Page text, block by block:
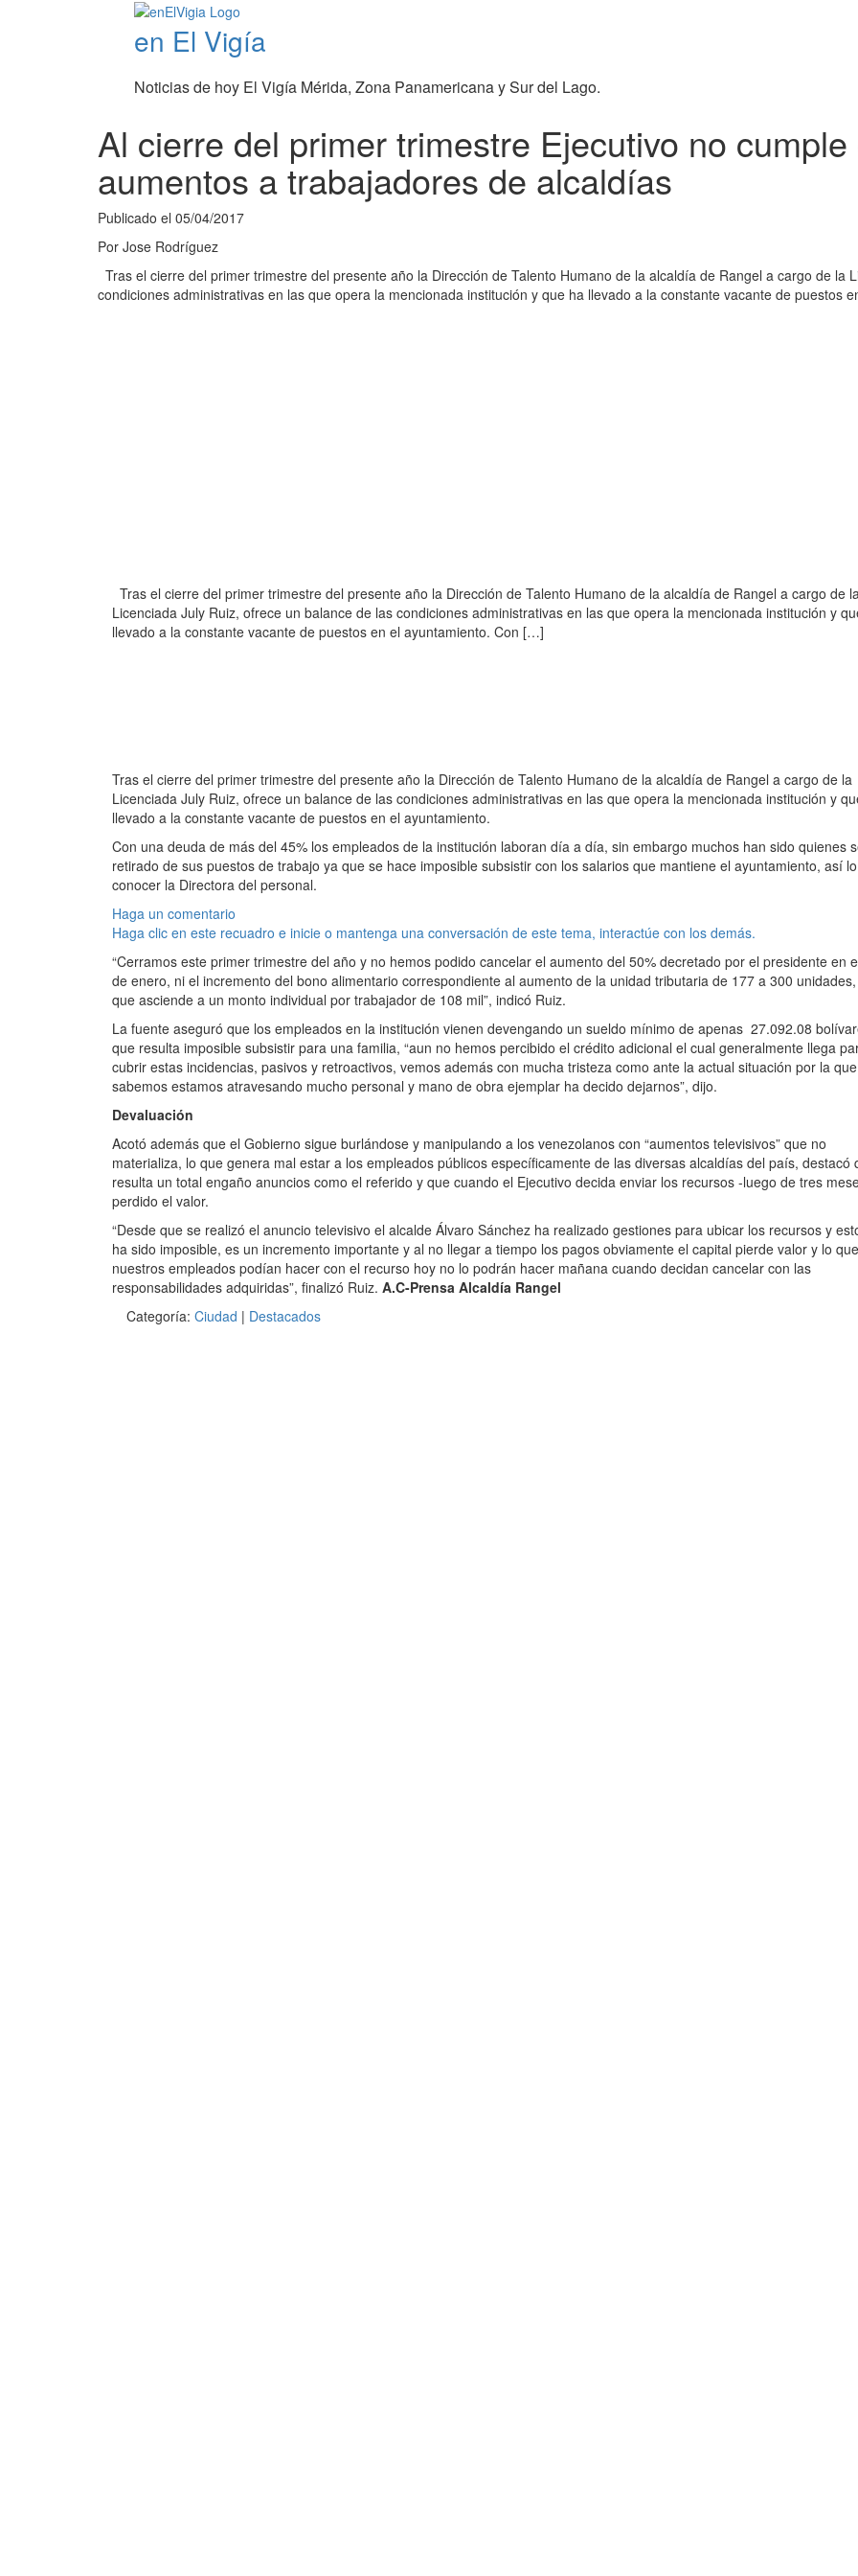
en El Vigía
Noticias de hoy El Vigía Mérida, Zona Panamericana y Sur del Lago.
Al cierre del primer trimestre Ejecutivo no
aumentos a trabajadores de alcaldías
Publicado el 05/04/2017
Por Jose Rodríguez
Tras el cierre del primer trimestre del presente año la Dirección de Talento Humano de la alcaldía de Rangel a cargo de la
condiciones administrativas en las que opera la mencionada institución y que ha llevado a la constante vacante de puestos
Tras el cierre del primer trimestre del presente año la Dirección de Talento Humano de la alcaldía de Rangel a cargo de
Licenciada July Ruiz, ofrece un balance de las condiciones administrativas en las que opera la mencionada institución y
llevado a la constante vacante de puestos en el ayuntamiento. Con […]
Tras el cierre del primer trimestre del presente año la Dirección de Talento Humano de la alcaldía de Rangel a cargo de la
Licenciada July Ruiz, ofrece un balance de las condiciones administrativas en las que opera la mencionada institución y
llevado a la constante vacante de puestos en el ayuntamiento.
Con una deuda de más del 45% los empleados de la institución laboran día a día, sin embargo muchos han sido quienes
retirado de sus puestos de trabajo ya que se hace imposible subsistir con los salarios que mantiene el ayuntamiento, así
conocer la Directora del personal.
Haga un comentario
Haga clic en este recuadro e inicie o mantenga una conversación de este tema, interactúe con los demás.
“Cerramos este primer trimestre del año y no hemos podido cancelar el aumento del 50% decretado por el presidente en
de enero, ni el incremento del bono alimentario correspondiente al aumento de la unidad tributaria de 177 a 300
que asciende a un monto individual por trabajador de 108 mil”, indicó Ruiz.
La fuente aseguró que los empleados en la institución vienen devengando un sueldo mínimo de apenas 27.092.08
que resulta imposible subsistir para una familia, “aun no hemos percibido el crédito adicional el cual generalmente llega
cubrir estas incidencias, pasivos y retroactivos, vemos además con mucha tristeza como ante la actual situación por la
sabemos estamos atravesando mucho personal y mano de obra ejemplar ha decido dejarnos”, dijo.
Devaluación
Acotó además que el Gobierno sigue burlándose y manipulando a los venezolanos con “aumentos televisivos” que no
materializa, lo que genera mal estar a los empleados públicos específicamente de las diversas alcaldías del país, destacó
resulta un total engaño anuncios como el referido y que cuando el Ejecutivo decida enviar los recursos -luego de tres
perdido el valor.
“Desde que se realizó el anuncio televisivo el alcalde Álvaro Sánchez ha realizado gestiones para ubicar los recursos y
ha sido imposible, es un incremento importante y al no llegar a tiempo los pagos obviamente el capital pierde valor y lo que
nuestros empleados podían hacer con el recurso hoy no lo podrán hacer mañana cuando decidan cancelar con las
responsabilidades adquiridas”, finalizó Ruiz. A.C-Prensa Alcaldía Rangel
Categoría: Ciudad | Destacados